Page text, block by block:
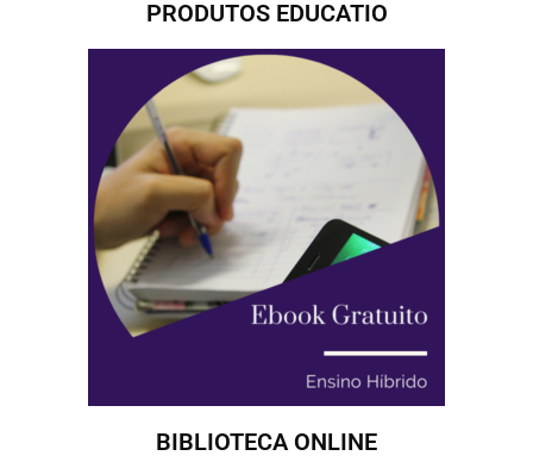
PRODUTOS EDUCATIO
BIBLIOTECA ONLINE